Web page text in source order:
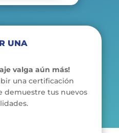
UNA
valga aún más!
una certificación
demuestre tus nuevos